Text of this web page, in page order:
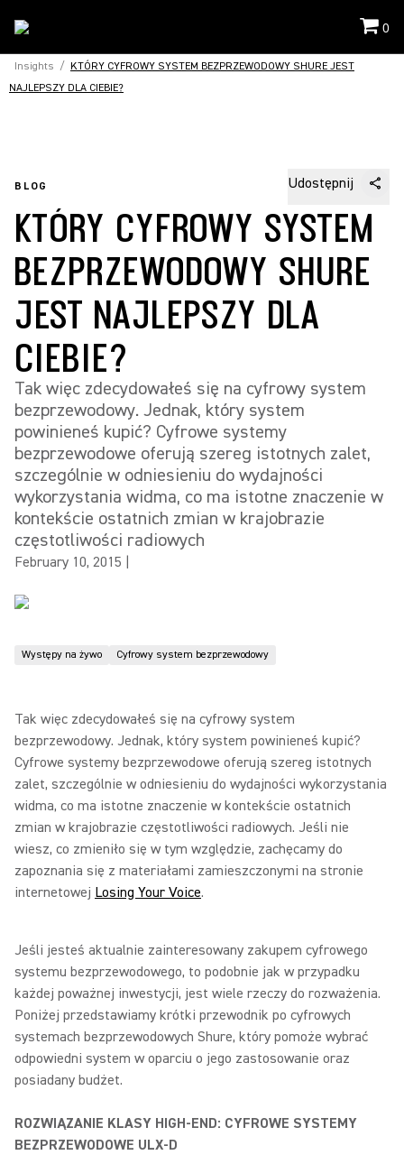
0
Insights / KTÓRY CYFROWY SYSTEM BEZPRZEWODOWY SHURE JEST
NAJLEPSZY DLA CIEBIE?
BLOG Udostępnij
KTÓRY CYFROWY SYSTEM
BEZPRZEWODOWY SHURE
JEST NAJLEPSZY DLA
CIEBIE?
Tak więc zdecydowałeś się na cyfrowy system
bezprzewodowy. Jednak, który system
powinieneś kupić? Cyfrowe systemy
bezprzewodowe oferują szereg istotnych zalet,
szczególnie w odniesieniu do wydajności
wykorzystania widma, co ma istotne znaczenie w
kontekście ostatnich zmian w krajobrazie
częstotliwości radiowych
February 10, 2015
Występy na żywo Cyfrowy system bezprzewodowy
Tak więc zdecydowałeś się na cyfrowy system
bezprzewodowy. Jednak, który system powinieneś kupić?
Cyfrowe systemy bezprzewodowe oferują szereg istotnych
zalet, szczególnie w odniesieniu do wydajności wykorzystania
widma, co ma istotne znaczenie w kontekście ostatnich
zmian w krajobrazie częstotliwości radiowych. Jeśli nie
wiesz, co zmieniło się w tym względzie, zachęcamy do
zapoznania się z materiałami zamieszczonymi na stronie
internetowej Losing Your Voice.
Jeśli jesteś aktualnie zainteresowany zakupem cyfrowego
systemu bezprzewodowego, to podobnie jak w przypadku
każdej poważnej inwestycji, jest wiele rzeczy do rozważenia.
Poniżej przedstawiamy krótki przewodnik po cyfrowych
systemach bezprzewodowych Shure, który pomoże wybrać
odpowiedni system w oparciu o jego zastosowanie oraz
posiadany budżet.
ROZWIĄZANIE KLASY HIGH-END: CYFROWE SYSTEMY
BEZPRZEWODOWE ULX-D